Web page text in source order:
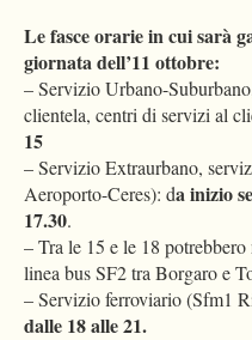
Le fasce orarie in cui sarà
giornata dell’11 ottobre:
– Servizio Urbano-
clientela, centri di servizi al
15
– Servizio Extraurbano,
Aeroporto-Ceres): da inizio
17.30.
– Tra le 15 e le 18 potrebbero
linea bus SF2 tra Borgaro e
– Servizio ferroviario (Sfm1
dalle 18 alle 21.